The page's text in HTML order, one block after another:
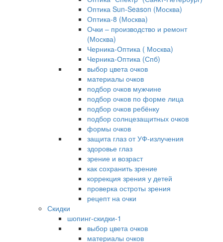
Оптика Sun-Season (Москва)
Оптика-8 (Москва)
Очки – производство и ремонт
(Москва)
Черника-Оптика ( Москва)
Черника-Оптика (Спб)
выбор цвета очков
материалы очков
подбор очков мужчине
подбор очков по форме лица
подбор очков ребёнку
подбор солнцезащитных очков
формы очков
защита глаз от УФ-излучения
здоровье глаз
зрение и возраст
как сохранить зрение
коррекция зрения у детей
проверка остроты зрения
рецепт на очки
Скидки
шопинг-скидки-1
выбор цвета очков
материалы очков